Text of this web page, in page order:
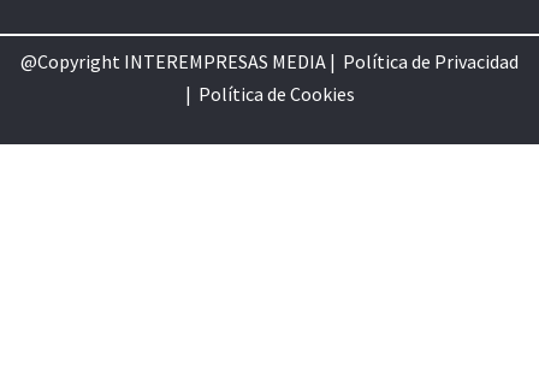
@Copyright INTEREMPRESAS MEDIA | Política de Privacidad
| Política de Cookies